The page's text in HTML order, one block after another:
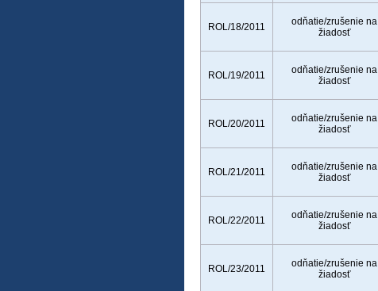
ROL/18/2011
odňatie/zrušenie na
žiadosť
ROL/19/2011
odňatie/zrušenie na
žiadosť
ROL/20/2011
odňatie/zrušenie na
žiadosť
ROL/21/2011
odňatie/zrušenie na
žiadosť
ROL/22/2011
odňatie/zrušenie na
žiadosť
ROL/23/2011
odňatie/zrušenie na
žiadosť